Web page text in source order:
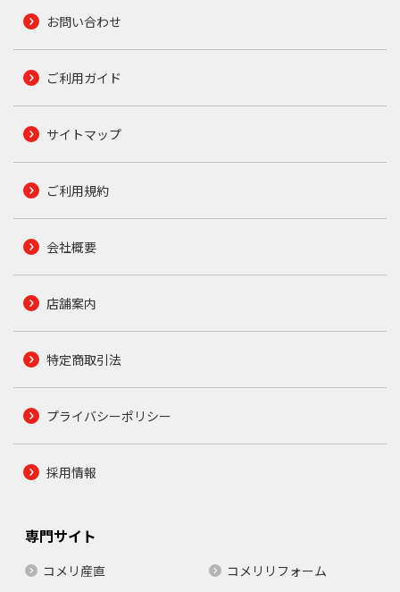
お問い合わせ
ご利用ガイド
サイトマップ
ご利用規約
会社概要
店舗案内
特定商取引法
プライバシーポリシー
採用情報
専門サイト
コメリ産直 コメリリフォーム